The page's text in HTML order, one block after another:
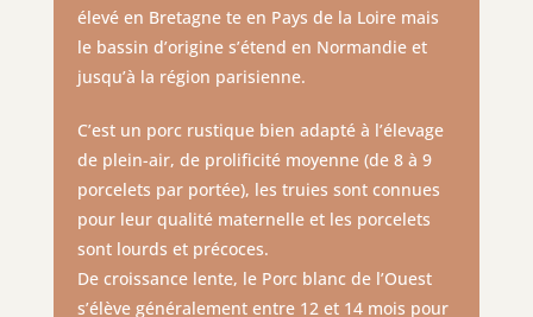
élevé en Bretagne te en Pays de la Loire mais
le bassin d’origine s’étend en Normandie et
jusqu’à la région parisienne.
C’est un porc rustique bien adapté à l’élevage
de plein-air, de prolificité moyenne (de 8 à 9
porcelets par portée), les truies sont connues
pour leur qualité maternelle et les porcelets
sont lourds et précoces.
De croissance lente, le Porc blanc de l’Ouest
s’élève généralement entre 12 et 14 mois pour